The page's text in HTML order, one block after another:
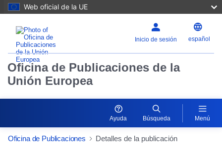
Web oficial de la UE
Inicio de sesión español
Oficina de Publicaciones de la
Unión Europea
Ayuda Búsqueda Menú
Oficina de Publicaciones Detalles de la publicación